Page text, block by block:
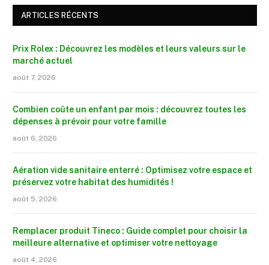
ARTICLES RÉCENTS
Prix Rolex : Découvrez les modèles et leurs valeurs sur le
marché actuel
août 7, 2026
Combien coûte un enfant par mois : découvrez toutes les
dépenses à prévoir pour votre famille
août 6, 2026
Aération vide sanitaire enterré : Optimisez votre espace et
préservez votre habitat des humidités !
août 5, 2026
Remplacer produit Tineco : Guide complet pour choisir la
meilleure alternative et optimiser votre nettoyage
août 4, 2026